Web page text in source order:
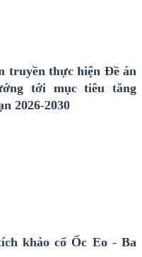
truyền thực hiện Đề án
tới mục tiêu tăng
2026-2030
khảo cổ Ốc Eo - Ba